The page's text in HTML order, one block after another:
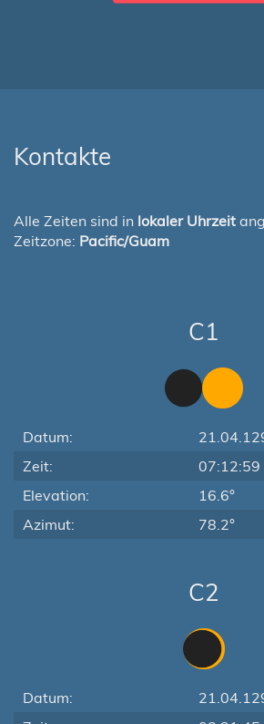
Kontakte
Alle Zeiten sind in lokaler Uhrzeit
Zeitzone: Pacific/Guam
C1
Datum:
Zeit:
07:12:59
Elevation:
16.6°
Azimut:
78.2°
C2
Datum: